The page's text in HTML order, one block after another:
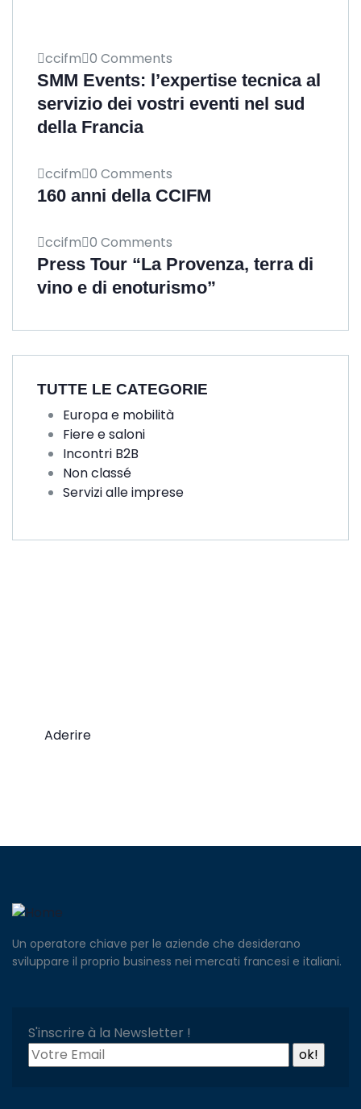
ccifm 0 Comments
SMM Events: l’expertise tecnica al
servizio dei vostri eventi nel sud
della Francia
ccifm 0 Comments
160 anni della CCIFM
ccifm 0 Comments
Press Tour “La Provenza, terra di
vino e di enoturismo”
TUTTE LE CATEGORIE
Europa e mobilità
Fiere e saloni
Incontri B2B
Non classé
Servizi alle imprese
Aderire
Un operatore chiave per le aziende che desiderano
sviluppare il proprio business nei mercati francesi e italiani.
S'inscrire à la Newsletter !